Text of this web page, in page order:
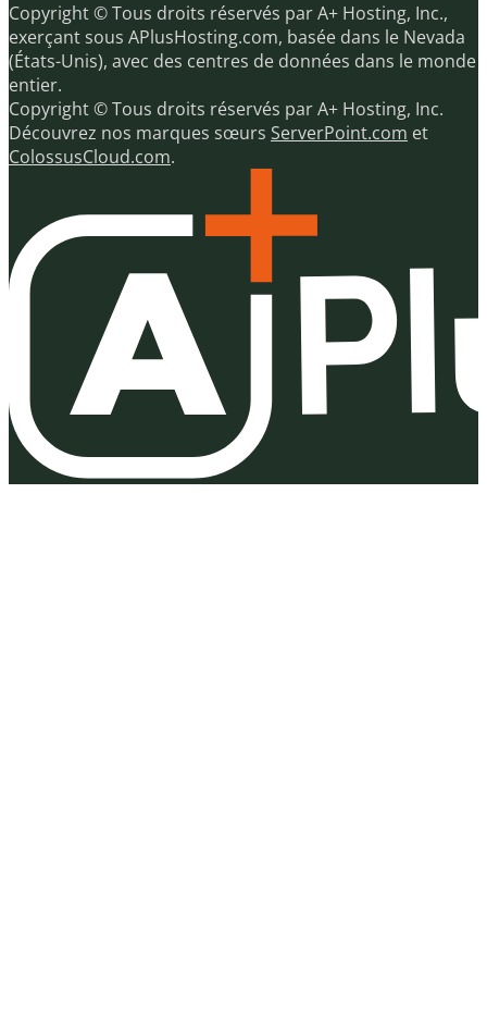
Copyright © Tous droits réservés par A+ Hosting, Inc.,
exerçant sous APlusHosting.com, basée dans le Nevada
(États-Unis), avec des centres de données dans le monde
entier.
Copyright © Tous droits réservés par A+ Hosting, Inc.
Découvrez nos marques sœurs ServerPoint.com et
ColossusCloud.com.